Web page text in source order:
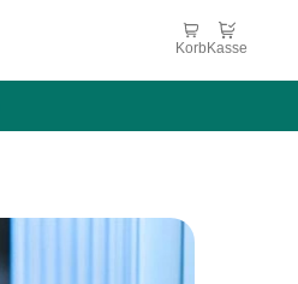
Korb Kasse